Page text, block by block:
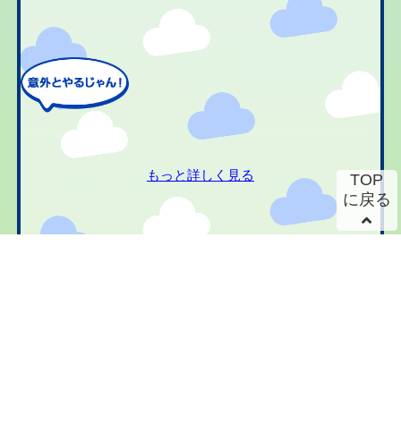
もっと詳しく見る
TOP
に戻る